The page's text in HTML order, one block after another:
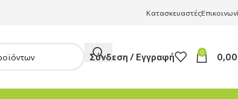
Κατασκευαστές
Σύνδεση / Εγγραφή 0 0,00